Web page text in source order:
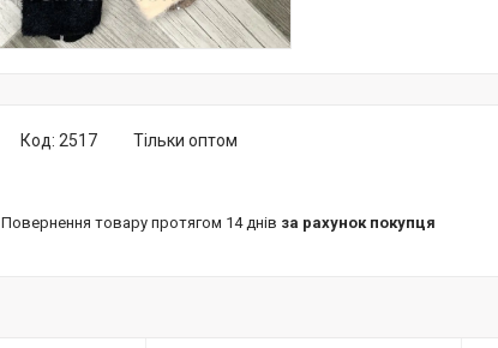
Тільки оптом
Код: 2517
повернення товару протягом 14 днів за рахунок покупця